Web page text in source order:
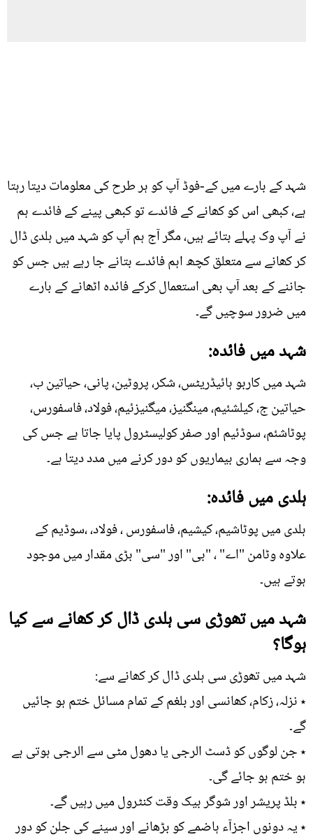
شہد کے بارے میں کے-فوڈ آپ کو ہر طرح کی معلومات دیتا رہتا
ہے، کبھی اس کو کھانے کے فائدے تو کبھی پینے کے فائدے ہم
نے آپ وک پہلے بتائے ہیں، مگر آج ہم آپ کو شہد میں ہلدی ڈال
کر کھانے سے متعلق کچھ اہم فائدے بتانے جا رہے ہیں جس کو
جاننے کے بعد آپ بھی استعمال کرکے فائدہ اٹھانے کے بارے
میں ضرور سوچیں گے۔
شہد میں فائدہ:
شہد میں کاربو ہائیڈریٹس، شکر، پروٹین، پانی، حیاتین ب،
حیاتین ج، کیلشئیم، مینگنیز، میگنیزئیم، فولاد، فاسفورس،
پوٹاشئم، سوڈئیم اور صفر کولیسٹرول پایا جاتا ہے جس کی
وجہ سے ہماری بیماریوں کو دور کرنے میں مدد دیتا ہے۔
ہلدی میں فائدہ:
ہلدی میں پوٹاشیم، کیشیم، فاسفورس ، فولاد، ،سوڈیم کے
علاوہ وٹامن "اے" ، "بی" اور "سی" بڑی مقدار میں موجود
ہوتے ہیں۔
شہد میں تھوڑی سی ہلدی ڈال کر کھانے سے کیا
ہوگا؟
شہد میں تھوڑی سی ہلدی ڈال کر کھانے سے:
٭ نزلہ، زکام، کھانسی اور بلغم کے تمام مسائل ختم ہو جائیں
گے۔
٭ جن لوگوں کو ڈسٹ الرجی یا دھول مٹی سے الرجی ہوتی ہے
ہو ختم ہو جائے گی۔
٭ بلڈ پریشر اور شوگر بیک وقت کنٹرول میں رہیں گے۔
٭ یہ دونوں اجزآء ہاضمے کو بڑھانے اور سینے کی جلن کو دور